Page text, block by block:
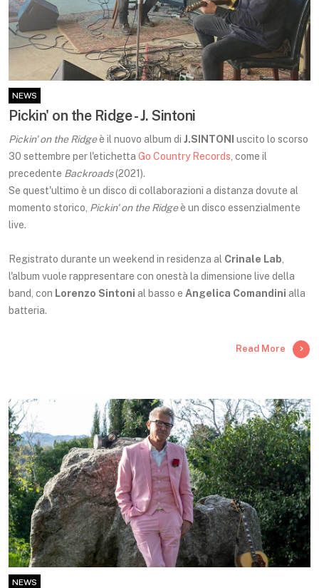
NEWS
Pickin' on the Ridge - J. Sintoni
Pickin' on the Ridgeè il nuovo album di J.SINTONI
uscito lo scorso
30 settembre per l'etichetta Go Country Records, come il
precedente Backroads(2021).
Se quest'ultimo è un disco di collaborazioni a distanza dovute al
momento storico, Pickin' on the Ridgeè un disco essenzialmente
live.
Registrato durante un weekend in residenza al Crinale Lab,
l'album vuole rappresentare con onestà la dimensione live della
band, con Lorenzo Sintoni al basso e Angelica Comandini alla
batteria.
Read More
NEWS